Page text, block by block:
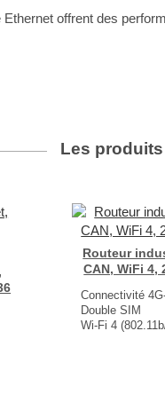
offrent des
Les
Routeur
CAN, WiFi 4,
Connectivité
Double SIM
Wi-Fi 4